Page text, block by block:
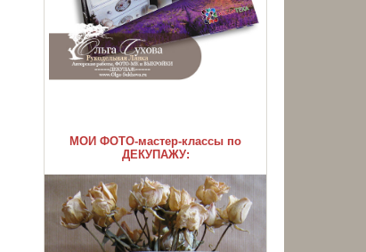
МОИ ФОТО-мастер-классы по
ДЕКУПАЖУ: